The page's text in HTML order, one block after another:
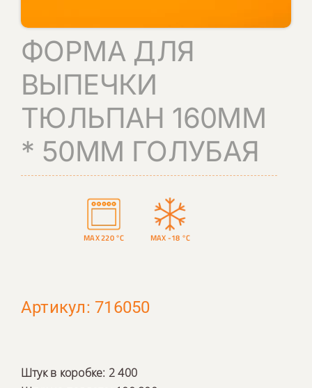
ПОИСК
ФОРМА ДЛЯ
ВЫПЕЧКИ
ТЮЛЬПАН 160ММ
* 50ММ ГОЛУБАЯ
MAX 220 °C MAX -18 °C
Артикул: 716050
Штук в коробке: 2 400